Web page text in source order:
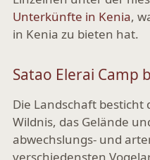
Unterkünfte in Kenia,
in Kenia zu bieten hat.
Satao Elerai Camp
Die Landschaft besticht
Wildnis, das Gelände
abwechslungs- und